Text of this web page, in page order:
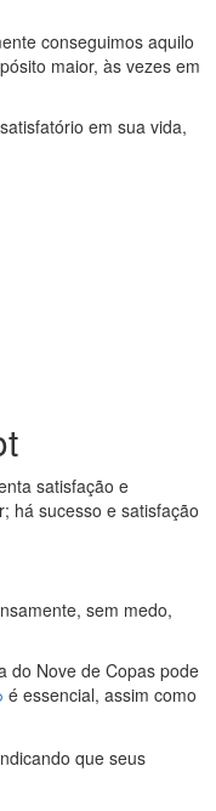
conseguimos aquilo
maior, às vezes em
em sua vida,
satisfação e
há sucesso e satisfação
sem medo,
do Nove de Copas pode
é essencial, assim como
que seus